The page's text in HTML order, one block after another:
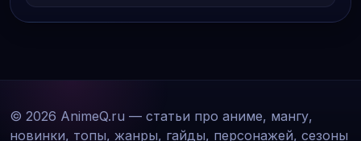
© 2026 AnimeQ.ru — статьи про аниме, мангу,
новинки, топы, жанры, гайды, персонажей, сезоны